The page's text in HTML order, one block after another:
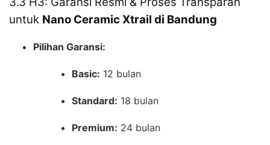
untuk Nano Ceramic Xtrail di Bandung
Pilihan Garansi:
Basic: 12 bulan
Standard: 18 bulan
Premium: 24 bulan